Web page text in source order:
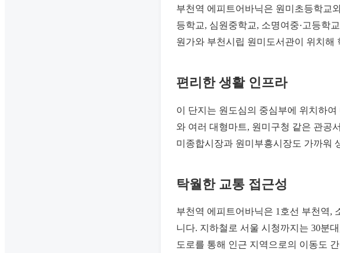
부천역 에피트어바닉은 원미초등학교
등학교, 심원중학교, 소명여중·고등학
원가와 부천시립 원미도서관이 위치해
편리한 생활 인프라
이 단지는 원도심의 중심부에 위치하
와 여러 대형마트, 원미구청 같은 관공
미종합시장과 원미부흥시장도 가까워
탁월한 교통 접근성
부천역 에피트어바닉은 1호선 부천역,
니다. 지하철로 서울 시청까지는 30분
도로를 통해 인근 지역으로의 이동도